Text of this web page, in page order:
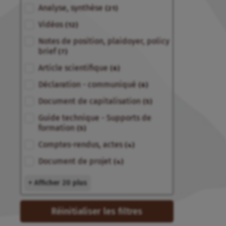
Analyse, synthèse (21)
Vidéos
Notes de position, plaidoyer, policy
brief (7)
Article scientifique (6)
Déclaration - communiqué (6)
Document de capitalisation
Guide technique - Supports de
formation
Comptes-rendus, actes (4)
Document de projet (4)
+ Afficher 20 plus
Réinitialiser les filtres